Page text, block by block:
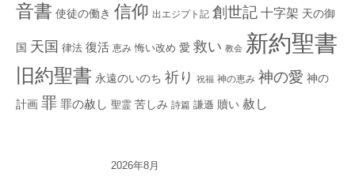
音書 使徒の働き 信仰 出エジプト記 創世記 十字架 天の御
国 天国 律法 復活 恵み 悔い改め 愛 救い 教会 新約聖書
旧約聖書 永遠のいのち 祈り 祝福 神の恵み 神の愛 神の
計画 罪 罪の赦し 聖霊 苦しみ 詩篇 謙遜 贖い 赦し
2026年8月